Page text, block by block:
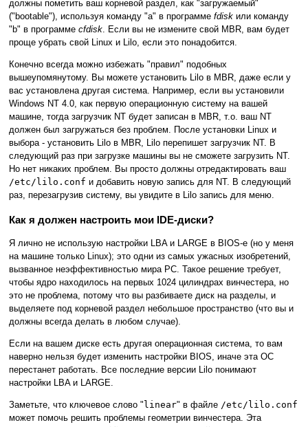
должны пометить ваш корневой раздел, как "загружаемый"
("bootable"), используя команду "a" в программе fdisk или команду
"b" в программе cfdisk . Если вы не измените свой MBR, вам будет
проще убрать свой Linux и Lilo, если это понадобится.
Конечно всегда можно избежать "правил" подобных
вышеупомянутому. Вы можете установить Lilo в MBR, даже если у
вас установлена другая система. Например, если вы установили
Windows NT 4.0, как первую операционную систему на вашей
машине, тогда загрузчик NT будет записан в MBR, т.о. ваш NT
должен был загружаться без проблем. После установки Linux и
выбора - установить Lilo в MBR, Lilo перепишет загрузчик NT. В
следующий раз при загрузке машины вы не сможете загрузить NT.
Но нет никаких проблем. Вы просто должны отредактировать ваш
/etc/lilo.conf и добавить новую запись для NT. В следующий
раз, перезагрузив систему, вы увидите в Lilo запись для меню.
Как я должен настроить мои IDE-диски?
Я лично не использую настройки LBA и LARGE в BIOS-е (но у меня
на машине только Linux); это одни из самых ужасных изобретений,
вызванное неэффективностью мира PC. Такое решение требует,
чтобы ядро находилось на первых 1024 цилиндрах винчестера, но
это не проблема, потому что вы разбиваете диск на разделы, и
выделяете под корневой раздел небольшое пространство (что вы и
должны всегда делать в любом случае).
Если на вашем диске есть другая операционная система, то вам
наверно нельзя будет изменить настройки BIOS, иначе эта ОС
перестанет работать. Все последние версии Lilo понимают
настройки LBA и LARGE.
Заметьте, что ключевое слово "linear" в файле /etc/lilo.conf
может помочь решить проблемы геометрии винчестера. Эта